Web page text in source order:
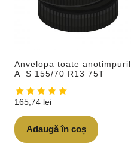
Anvelopa toate
A_S 155/70 R13 75T
165,74 lei
Adaugă în coș